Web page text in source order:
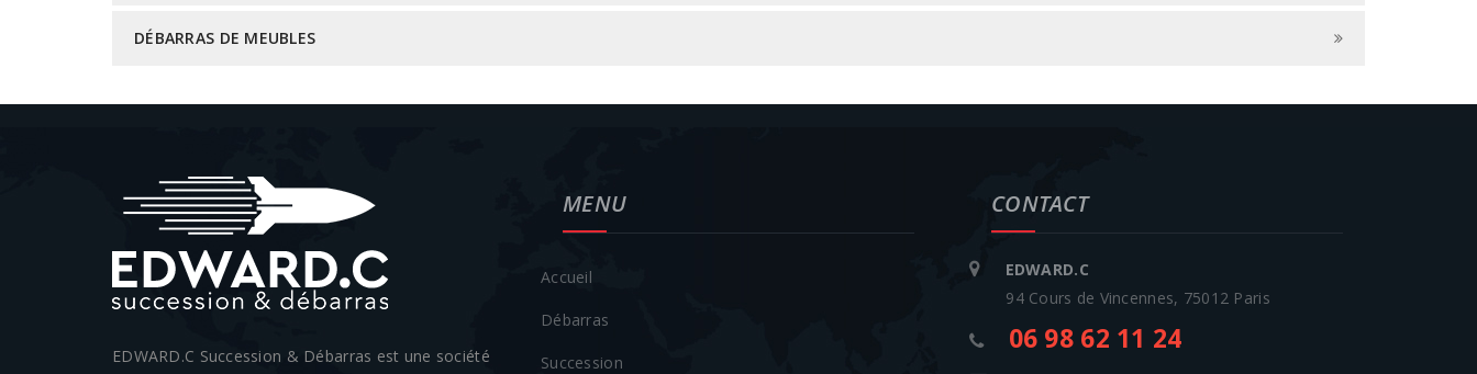
DÉBARRAS DE MEUBLES
EDWARD.C Succession & Débarras est une société
MENU
Accueil
Débarras
Succession
CONTACT
EDWARD.C
94 Cours de Vincennes, 75012 Paris
06 98 62 11 24